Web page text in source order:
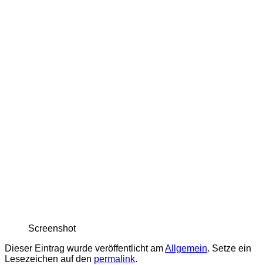
Screenshot
Dieser Eintrag wurde veröffentlicht amAllgemein. Setze ein
Lesezeichen auf den permalink.